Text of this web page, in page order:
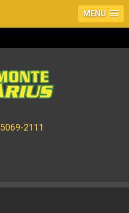
MENU
5069-2111